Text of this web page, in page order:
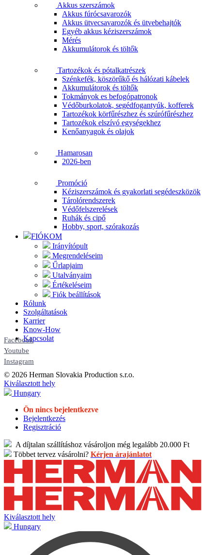
Akkus szerszámok
Akkus fúrócsavarozók
Akkus ütvecsavarozók és ütvebehajtók
Egyéb akkus kéziszerszámok
Mérés
Akkumulátorok és töltők
Tartozékok és pótalkatrészek
Szénkefék, köszörűkő és hálózati kábelek
Akkumulátorok és töltők
Tokmányok es befogópatronok
Védőburkolatok, segédfogantyúk, kofferek
Tartozékok körfűrészhez és szúrófűrészhez
Tartozékok elszívó egységekhez
Kenőanyagok és olajok
Hamarosan
2026-ben
Promóció
Kéziszerszámok és gyakorlati segédeszközök
Tárolórendszerek
Védőfelszerelések
Ruhák és cipő
Hobby, sport, szórakozás
FIÓKOM
Irányítópult
Megrendeléseim
Űrlapjaim
Utalványaim
Értékeléseim
Fiók beállítások
Rólunk
Szolgáltatások
Karrier
Know-How
Kapcsolat
Facebook
Youtube
Instagram
© 2026 Herman Slovakia Production s.r.o.
Kiválasztott hely
Hungary
Ön nincs bejelentkezve
Bejelentkezés
Regisztráció
A díjtalan szállításhoz vásároljon még legalább 20.000 Ft
Többet tervez vásárolni? Kérjen árajánlatot
Kiválasztott hely
Hungary